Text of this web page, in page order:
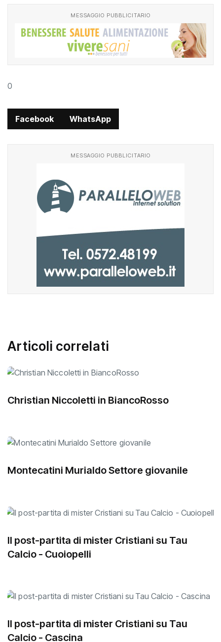
MESSAGGIO PUBBLICITARIO
0
Facebook WhatsApp
MESSAGGIO PUBBLICITARIO
Articoli correlati
Christian Niccoletti in BiancoRosso
Montecatini Murialdo Settore giovanile
Il post-partita di mister Cristiani su Tau
Calcio - Cuoiopelli
Il post-partita di mister Cristiani su Tau
Calcio - Cascina